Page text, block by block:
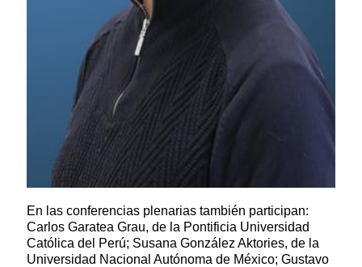
En las conferencias plenarias también participan:
Carlos Garatea Grau, de la Pontificia Universidad
Católica del Perú; Susana González Aktories, de la
Universidad Nacional Autónoma de México; Gustavo